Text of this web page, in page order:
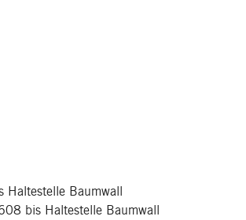
Haltestelle Baumwall
bis Haltestelle Baumwall